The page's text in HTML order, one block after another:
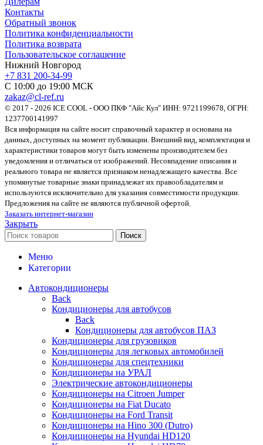
Контакты
Обратный звонок
Политика конфиденциальности
Политика возврата
Пользовательское соглашение
Нижний Новгород
+7 831 200-34-99
С 10:00 до 19:00 МСК
zakaz@cl-ref.ru
© 2017 - 2026 ICE COOL - ООО ПКФ "Айс Кул" ИНН: 9721199678, ОГРН:
1237700141997
Вся информация на сайте носит справочный характер и основана на
данных, доступных на момент публикации. Внешний вид, комплектация и
характеристики товаров могут быть изменены производителем без
уведомления и отличаться от изображений. Несовпадение описания и
реального товара не является признаком ненадлежащего качества. Все
упомянутые товарные знаки принадлежат их правообладателям и
используются исключительно для указания совместимости продукции.
Предложения на сайте не являются публичной офертой.
Заказать интернет-магазин
Закрыть
Поиск
Меню
Категории
Автокондиционеры
Back
Кондиционеры для автобусов
Back
Кондиционеры для автобусов ПАЗ
Кондиционеры для грузовиков
Кондиционеры для легковых автомобилей
Кондиционеры для спецтехники
Кондиционеры на УРАЛ
Электрические автокондиционеры
Кондиционеры на Citroen Jumper
Кондиционеры на Fiat Ducato
Кондиционеры на Ford Transit
Кондиционеры на Hino 300 (Dutro)
Кондиционеры на Hyundai HD120